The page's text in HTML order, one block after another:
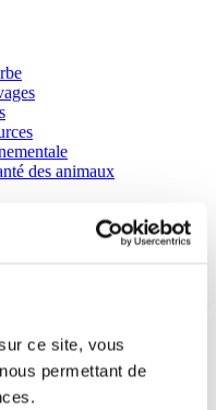
ce site, vous
permettant de
des animaux